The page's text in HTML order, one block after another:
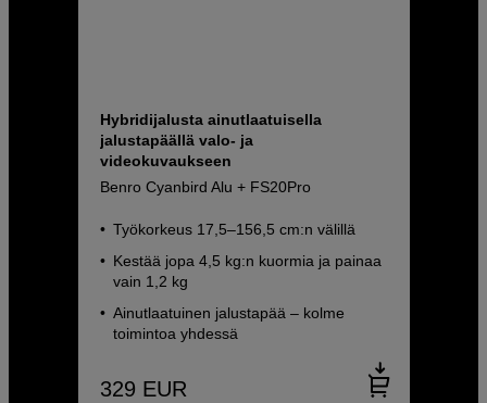
Hybridijalusta ainutlaatuisella
jalustapäällä valo- ja
videokuvaukseen
Benro Cyanbird Alu + FS20Pro
Työkorkeus 17,5–156,5 cm:n välillä
Kestää jopa 4,5 kg:n kuormia ja painaa
vain 1,2 kg
Ainutlaatuinen jalustapää – kolme
toimintoa yhdessä
329 EUR